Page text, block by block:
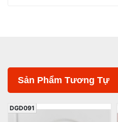
Sản Phẩm Tương Tự
DGD091